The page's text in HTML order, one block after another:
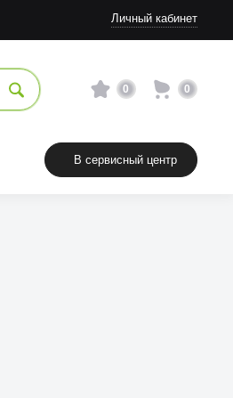
Личный кабинет
0 0
В сервисный центр